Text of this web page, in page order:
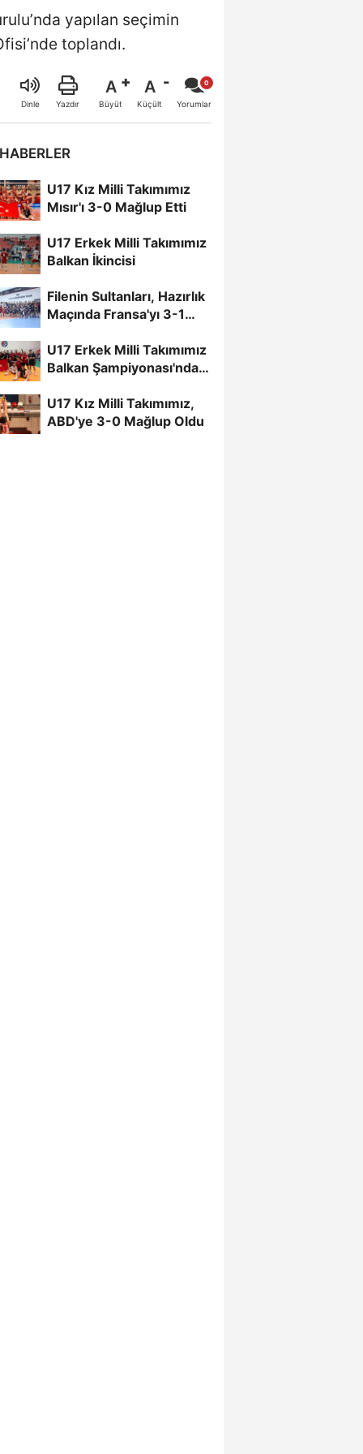
yapılan seçimin
toplandı.
Dinle Yazdır
A
Büyüt
A
Küçült Yorumlar
U17 Kız Milli Takımımız
Mısır'ı 3-0 Mağlup Etti
U17 Erkek Milli Takımımız
Balkan İkincisi
Filenin Sultanları, Hazırlık
Maçında Fransa'yı 3-1
U17 Erkek Milli Takımımız
Balkan Şampiyonası'nda
U17 Kız Milli Takımımız,
ABD'ye 3-0 Mağlup Oldu